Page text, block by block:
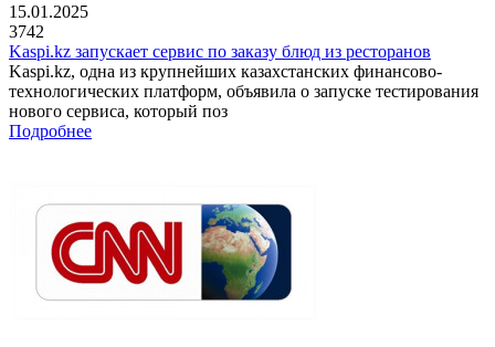
15.01.2025
3742
Kaspi.kz запускает сервис по заказу блюд из ресторанов
Kaspi.kz, одна из крупнейших казахстанских финансово-
технологических платформ, объявила о запуске тестирования
нового сервиса, который поз
Подробнее